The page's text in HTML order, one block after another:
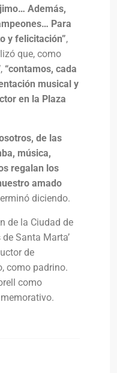
Además,
Para
y felicitación”,
que, como
“contamos, cada
musical y
en la Plaza
de las
música,
regalan los
amado
diciendo.
de la Ciudad de
Santa Marta’
de
como padrino.
como